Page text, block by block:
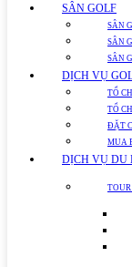
SÂN GOLF
SÂN
SÂN
SÂN
DỊCH VỤ
TỔ
TỔ
ĐẶT
MUA
DỊCH VỤ DU